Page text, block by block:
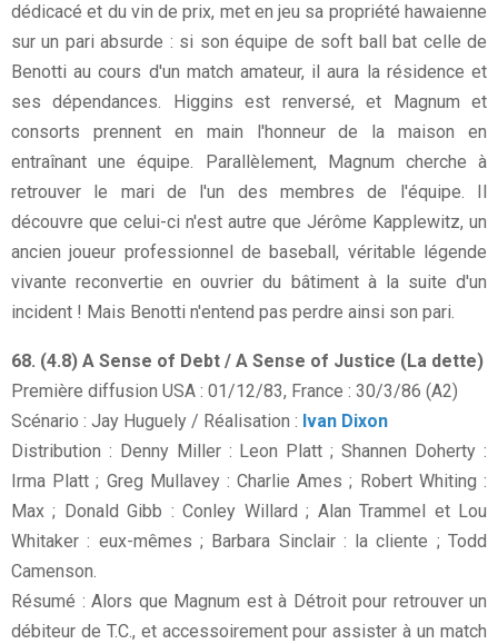
dédicacé et du vin de prix, met en jeu sa propriété hawaienne
sur un pari absurde : si son équipe de soft ball bat celle de
Benotti au cours d'un match amateur, il aura la résidence et
ses dépendances. Higgins est renversé, et Magnum et
consorts prennent en main l'honneur de la maison en
entraînant une équipe. Parallèlement, Magnum cherche à
retrouver le mari de l'un des membres de l'équipe. Il
découvre que celui-ci n'est autre que Jérôme Kapplewitz, un
ancien joueur professionnel de baseball, véritable légende
vivante reconvertie en ouvrier du bâtiment à la suite d'un
incident ! Mais Benotti n'entend pas perdre ainsi son pari.
68. (4.8) A Sense of Debt / A Sense of Justice (La dette)
Première diffusion USA : 01/12/83, France : 30/3/86 (A2)
Scénario : Jay Huguely / Réalisation : Ivan Dixon
Distribution : Denny Miller : Leon Platt ; Shannen Doherty :
Irma Platt ; Greg Mullavey : Charlie Ames ; Robert Whiting :
Max ; Donald Gibb : Conley Willard ; Alan Trammel et Lou
Whitaker : eux-mêmes ; Barbara Sinclair : la cliente ; Todd
Camenson.
Résumé : Alors que Magnum est à Détroit pour retrouver un
débiteur de T.C., et accessoirement pour assister à un match